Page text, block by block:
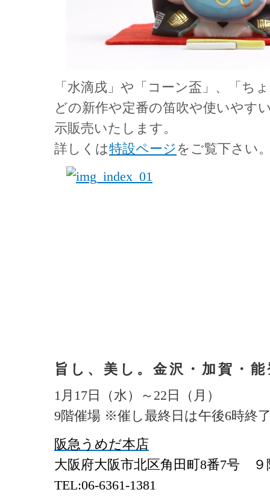
「水滴戌」や「コーン盃」、「ち
どの新作や定番の笛吹や使いやす
示販売いたします。
詳しくは特設ページをご覧下さい
旨し、美し。金沢・加賀・
1月17日（水）～22日（月）
9階催場 ※催し最終日は午後6時終
阪急うめだ本店
大阪府大阪市北区角田町8番7号 ９
TEL:06-6361-1381